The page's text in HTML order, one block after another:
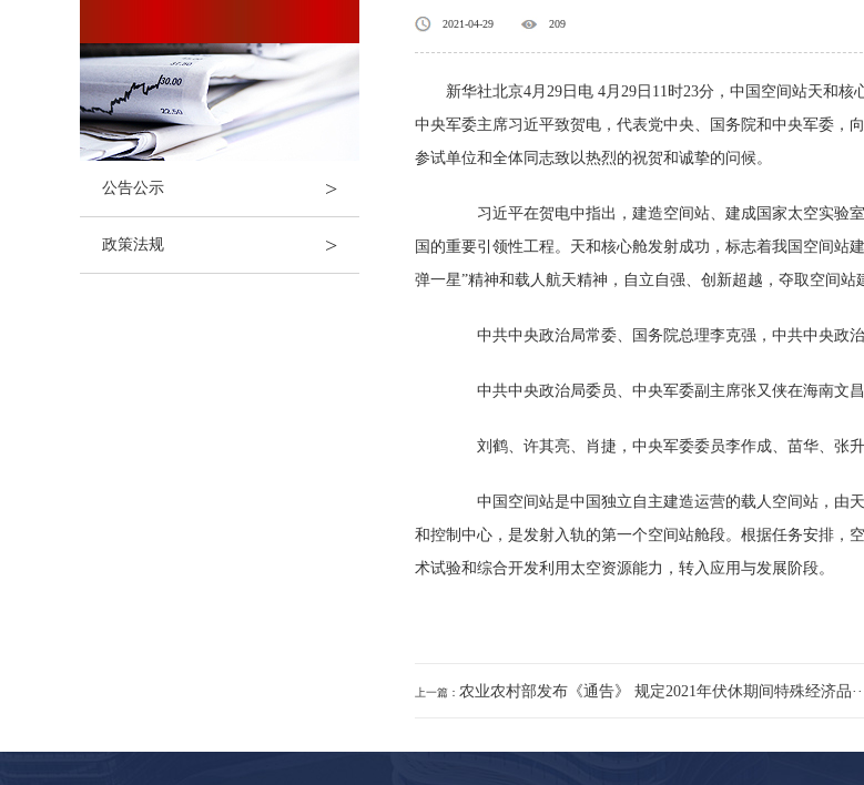
公告公示 >
政策法规 >
2021-04-29 209
新华社北京4月29日电 4月29日11时23分，中国空间站天和
中央军委主席习近平致贺电，代表党中央、国务院和中央军委，
参试单位和全体同志致以热烈的祝贺和诚挚的问候。
习近平在贺电中指出，建造空间站、建成国家太空实验室
国的重要引领性工程。天和核心舱发射成功，标志着我国空间站
弹一星”精神和载人航天精神，自立自强、创新超越，夺取空间
中共中央政治局常委、国务院总理李克强，中共中央政治
中共中央政治局委员、中央军委副主席张又侠在海南文昌
刘鹤、许其亮、肖捷，中央军委委员李作成、苗华、张升
中国空间站是中国独立自主建造运营的载人空间站，由天
和控制中心，是发射入轨的第一个空间站舱段。根据任务安排，
术试验和综合开发利用太空资源能力，转入应用与发展阶段。
上一篇： 农业农村部发布《通告》 规定2021年伏休期间特殊经济品